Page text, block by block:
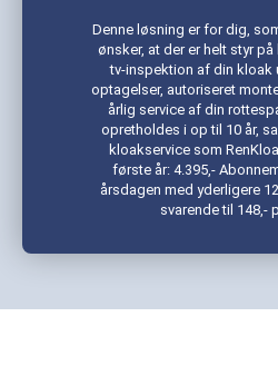
Denne løsning er for dig,
ønsker, at der er helt styr
tv-inspektion af din kloak
optagelser, autoriseret
årlig service af din
opretholdes i op til 10 år,
kloakservice som
første år: 4.395,-
årsdagen med yderligere
svarende til 148,-